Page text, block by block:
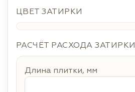
ЦВЕТ ЗАТИРКИ
РАСЧЁТ РАСХОДА ЗАТИРКИ
Длина плитки, мм